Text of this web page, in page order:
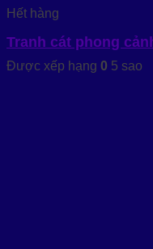
Hết hàng
Tranh cát phong
Được xếp hạng 0 5 sao